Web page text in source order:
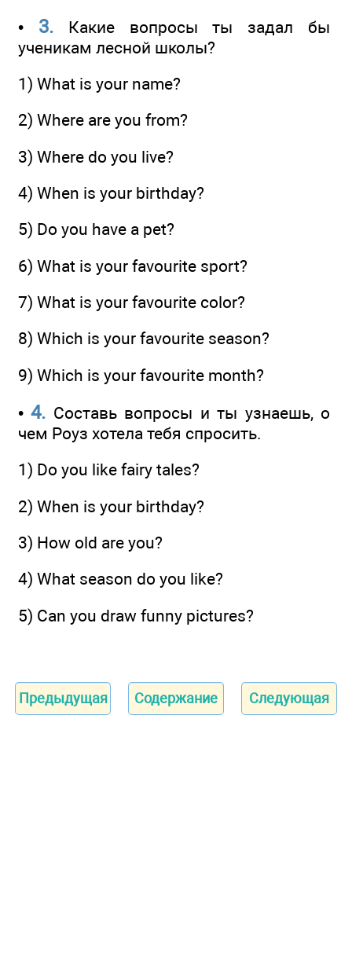
• 3.Какие вопросы ты задал бы
ученикам лесной школы?
1) What is your name?
2) Where are you from?
3) Where do you live?
4) When is your birthday?
5) Do you have a pet?
6) What is your favourite sport?
7) What is your favourite color?
8) Which is your favourite season?
9) Which is your favourite month?
•4. Составь вопросы и ты узнаешь, о
чем Роуз хотела тебя спросить.
1) Do you like fairy tales?
2) When is your birthday?
3) How old are you?
4) What season do you like?
5) Can you draw funny pictures?
Предыдущая Содержание Следующая